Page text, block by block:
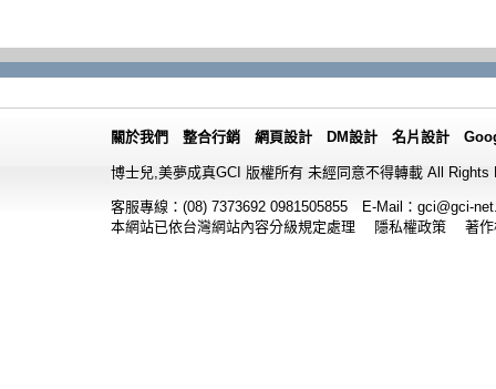
關於我們 整合行銷 網頁設計 DM設計 名片設計
博士兒,美夢成真GCI 版權所有 未經同意不得轉載 All Rights
客服專線：(08) 7373692 0981505855 E-Mail： gci@gci-
本網站已依台灣網站內容分級規定處理 隱私權政策 著作